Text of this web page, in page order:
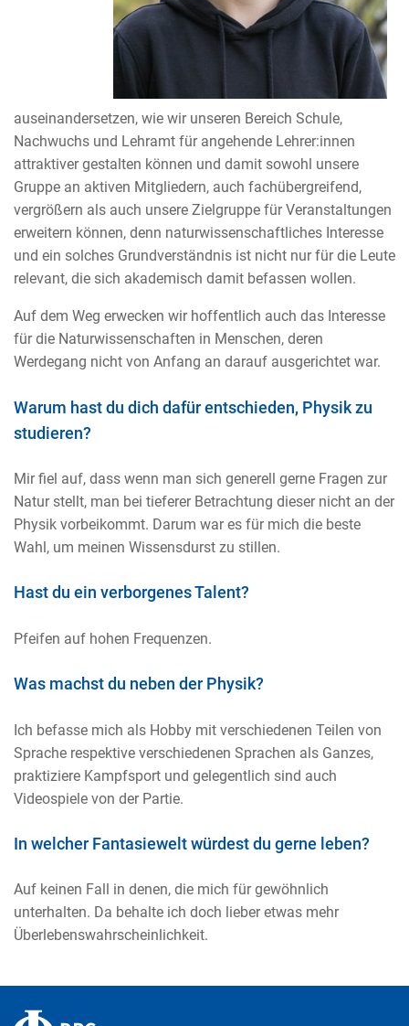
auseinandersetzen, wie wir unseren Bereich Schule,
Nachwuchs und Lehramt für angehende Lehrer:innen
attraktiver gestalten können und damit sowohl unsere
Gruppe an aktiven Mitgliedern, auch fachübergreifend,
vergrößern als auch unsere Zielgruppe für Veranstaltungen
erweitern können, denn naturwissenschaftliches Interesse
und ein solches Grundverständnis ist nicht nur für die Leute
relevant, die sich akademisch damit befassen wollen.
Auf dem Weg erwecken wir hoffentlich auch das Interesse
für die Naturwissenschaften in Menschen, deren
Werdegang nicht von Anfang an darauf ausgerichtet war.
Warum hast du dich dafür entschieden, Physik zu
studieren?
Mir fiel auf, dass wenn man sich generell gerne Fragen zur
Natur stellt, man bei tieferer Betrachtung dieser nicht an der
Physik vorbeikommt. Darum war es für mich die beste
Wahl, um meinen Wissensdurst zu stillen.
Hast du ein verborgenes Talent?
Pfeifen auf hohen Frequenzen.
Was machst du neben der Physik?
Ich befasse mich als Hobby mit verschiedenen Teilen von
Sprache respektive verschiedenen Sprachen als Ganzes,
praktiziere Kampfsport und gelegentlich sind auch
Videospiele von der Partie.
In welcher Fantasiewelt würdest du gerne leben?
Auf keinen Fall in denen, die mich für gewöhnlich
unterhalten. Da behalte ich doch lieber etwas mehr
Überlebenswahrscheinlichkeit.